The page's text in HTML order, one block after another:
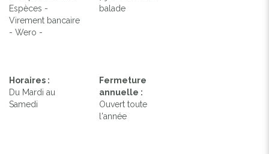
Espèces -
Virement bancaire
- Wero -
balade
Horaires :
Du Mardi au
Samedi
Fermeture
annuelle :
Ouvert toute
l'année